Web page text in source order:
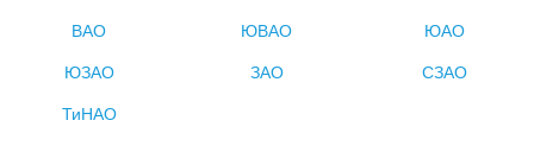
ВАО ЮВАО ЮАО
ЮЗАО ЗАО СЗАО
ТиНАО